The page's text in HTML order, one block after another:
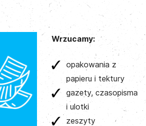
Wrzucamy:
opakowania z
papieru i tektury
gazety, czasopisma
i ulotki
zeszyty